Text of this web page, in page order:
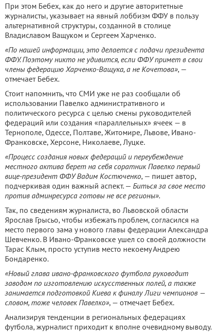
При этом Бебех, как до него и другие авторитетные
журналисты, указывает на явный лоббизм ФФУ в пользу
альтернативной структуры, созданной в столице
Владиславом Ващуком и Сергеем Харченко.
«По нашей информации, это делается с подачи президента
ФФУ. Поэтому никто не удивится, если ФФУ примет в свои
члены федерацию Харченко-Ващука, а не Кочетова», —
отмечает Бебех.
Стоит напомнить, что СМИ уже не раз сообщали об
использовании Павелко административного и
политического ресурса с целью смены руководителей
федераций или создания «параллельных» ячеек — в
Тернополе, Одессе, Полтаве, Житомире, Львове, Ивано-
Франковске, Херсоне, Николаеве, Луцке.
«Процесс создания новых федераций и переубеждение
местного актива берет на себя соратник Павелко первый
вице-президент ФФУ Вадим Костюченко, — пишет автор,
подчеркивая один важный аспект. — Биться за свое место
против админресурса готовы не все регионы».
Так, по сведениям журналиста, во Львовской области
Ярослав Грысьо, чтобы избежать проблем, согласился на
место первого зама у нового главы федерации Александра
Шевченко. В Ивано-Франковске ушел со своей должности
Тарас Клым, просто уступив место некоему Андрею
Бондаренко.
«Новый глава ивано-франковского футбола руководит
заводом по изготовлению искусственных полей, а также
занимается подготовкой Киева к финалу Лиги чемпионов —
словом, тоже человек Павелко», — отмечает Бебех.
Анализируя тенденции в региональных федерациях
футбола, журналист приходит к вполне очевидному выводу.